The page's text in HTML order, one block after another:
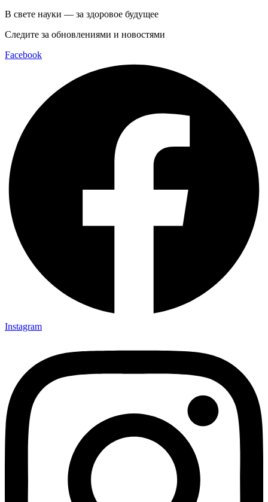
В свете науки — за здоровое будущее
Следите за обновлениями и новостями
Facebook
Instagram